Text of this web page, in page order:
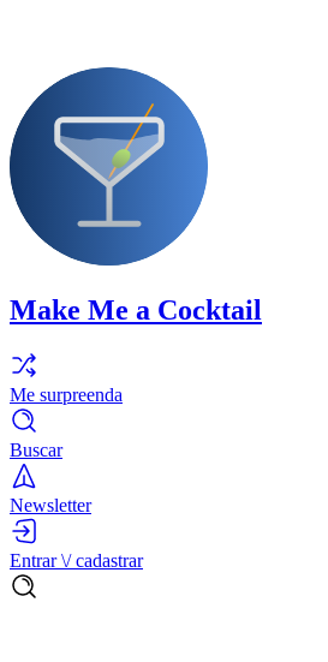
Make Me a Cocktail
Me surpreenda
Buscar
Newsletter
Entrar \/ cadastrar